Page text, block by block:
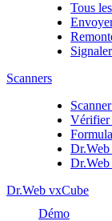
Tous
Scanners
Vérifier
Dr.Web vxCube
Démo